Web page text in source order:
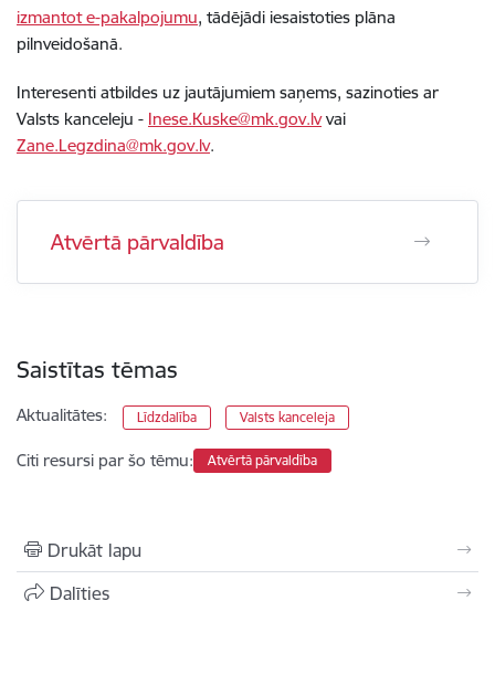
izmantot e-pakalpojumu, tādējādi iesaistoties plāna
pilnveidošanā.
Interesenti atbildes uz jautājumiem saņems, sazinoties ar
Valsts kanceleju - Inese.Kuske@mk.gov.lvvai
Zane.Legzdina@mk.gov.lv.
Atvērtā pārvaldība
Saistītas tēmas
Aktualitātes: Līdzdalība Valsts kanceleja
Citi resursi par šo tēmu: Atvērtā pārvaldība
Drukāt lapu
Dalīties